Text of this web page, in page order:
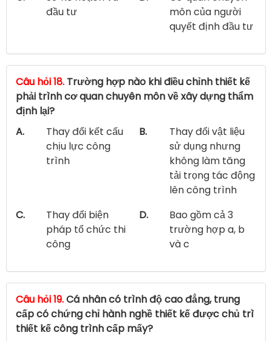
đầu tư
môn của người
quyết định đầu tư
Câu hỏi 18. Trường hợp nào khi điều chỉnh thiết kế
phải trình cơ quan chuyên môn về xây dựng thẩm
định lại?
A.
Thay đổi kết cấu
chịu lực công
trình
B.
Thay đổi vật liệu
sử dụng nhưng
không làm tăng
tải trọng tác động
lên công trình
C.
Thay đổi biện
pháp tổ chức thi
công
D.
Bao gồm cả 3
trường hợp a, b
và c
Câu hỏi 19.Cá nhân có trình độ cao đẳng, trung
cấp có chứng chỉ hành nghề thiết kế được chủ trì
thiết kế công trình cấp mấy?